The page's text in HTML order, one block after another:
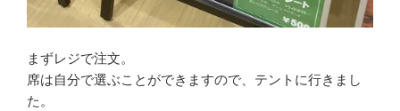
まずレジで注文。
席は自分で選ぶことができますので、テントに行きまし
た。